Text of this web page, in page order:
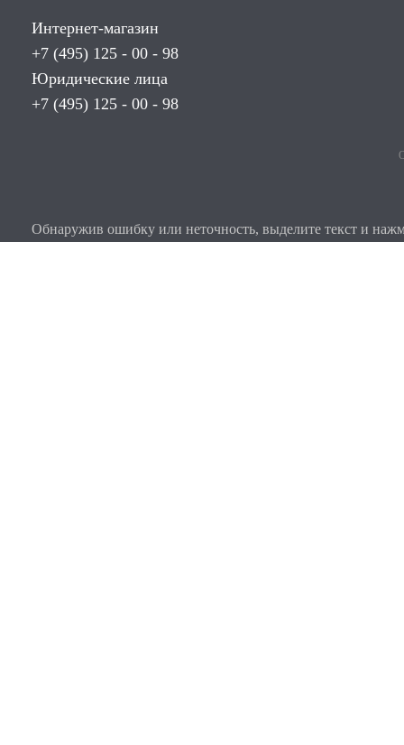
Интернет-магазин
+7 (495) 125 - 00 - 98
Юридические лица
+7 (495) 125 - 00 - 98
Обнаружив ошибку или неточность, выделите текст и